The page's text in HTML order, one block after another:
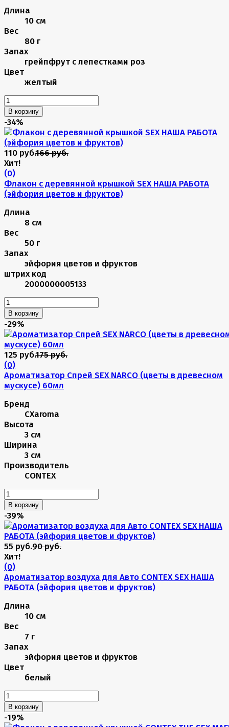
Длина
10 см
Вес
80 г
Запах
грейпфрут с лепестками роз
Цвет
желтый
В корзину
-34%
110 руб.166 руб.
Хит!
(0)
Флакон с деревянной крышкой SEX НАША РАБОТА
(эйфория цветов и фруктов)
Длина
8 см
Вес
50 г
Запах
эйфория цветов и фруктов
штрих код
2000000005133
В корзину
-29%
125 руб.175 руб.
(0)
Ароматизатор Спрей SEX NARCO (цветы в древесном
мускусе) 60мл
Бренд
CXaroma
Высота
3 см
Ширина
3 см
Производитель
CONTEX
В корзину
-39%
55 руб.90 руб.
Хит!
(0)
Ароматизатор воздуха для Авто CONTEX SEX НАША
РАБОТА (эйфория цветов и фруктов)
Длина
10 см
Вес
7 г
Запах
эйфория цветов и фруктов
Цвет
белый
В корзину
-19%